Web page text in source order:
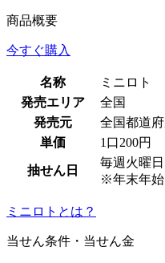
商品概要
今すぐ購入
名称
ミニロト
発売エリア
全国
発売元
全国都道
単価
1口200円
抽せん日
毎週火曜日
※年末年始
ミニロトとは？
当せん条件・当せん金